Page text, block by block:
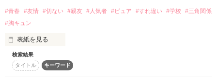
* 25.10.07 ~ 26.02.08
「頑固なくせに………俺に押されると弱いとこも
も
「俺の花嫁が可愛すぎて顔が緩む」
「……」
*⑅︎୨୧-----------------------------୨୧⑅︎*
溺愛主義/ベタ惚れ中
すき、好き、大好き。
こんなに想ってるのに、
こんなに伝えてるのに、
#青春 #友情 #切ない #親友 #人気者 #ピュア #すれ違い #学校
#三角関係
#胸キュン
表紙を見る
検索結果
タイトル
キーワード